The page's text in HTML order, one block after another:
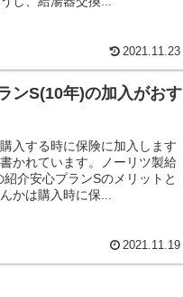
2021.11.23
ンS(10年)の加入がおす
入する時に保険に加入します
かれています。ノーリツ製給
介安心プランSのメリットと
かは購入時に保...
2021.11.19